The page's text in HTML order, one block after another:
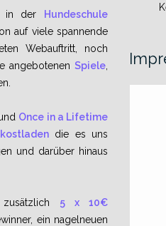
in der
Hundeschule
auf viele spannende
Webauftritt, noch
angebotenenSpiele
Once in a Lifetime
die es uns
und darüber hinaus
5 x 10€
ein nagelneuen